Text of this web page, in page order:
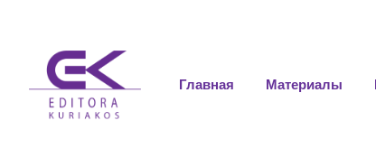
Главная Материалы